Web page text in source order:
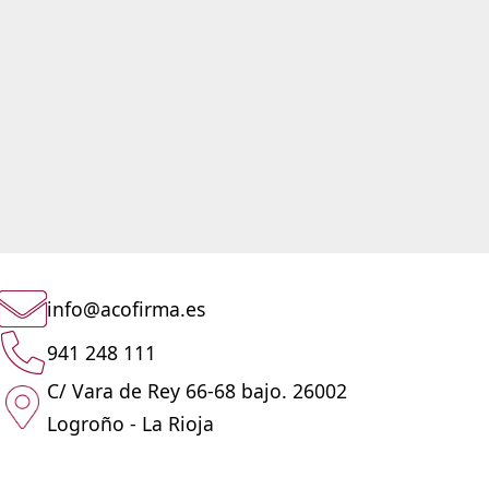
info@acofirma.es
941 248 111
C/ Vara de Rey 66-68 bajo. 26002
Logroño - La Rioja